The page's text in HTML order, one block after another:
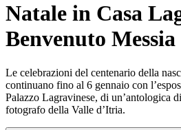
Natale in Casa
Benvenuto Messia
Le celebrazioni del centenario della
continuano fino al 6 gennaio con
Palazzo Lagravinese, di un’antologica
fotografo della Valle d’Itria.